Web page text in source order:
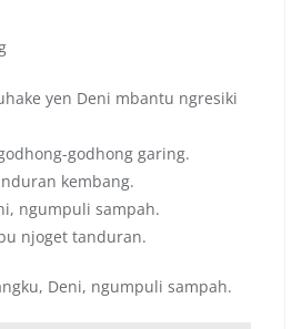
yen Deni mbantu ngresiki
godhong garing.
kembang.
ngumpuli sampah.
njoget tanduran.
Deni, ngumpuli sampah.